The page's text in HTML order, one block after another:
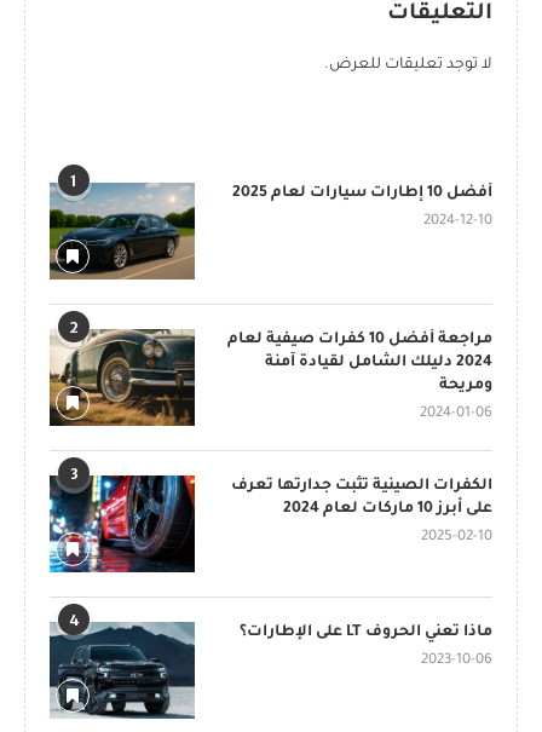
التعليقات
لا توجد تعليقات للعرض.
1
أفضل 10 إطارات سيارات لعام 2025
2024-12-10
2
مراجعة أفضل 10 كفرات صيفية لعام
2024 دليلك الشامل لقيادة آمنة
ومريحة
2024-01-06
3
الكفرات الصينية تثبت جدارتها تعرف
على أبرز 10 ماركات لعام 2024
2025-02-10
4
ماذا تعني الحروف LT على الإطارات؟
2023-10-06